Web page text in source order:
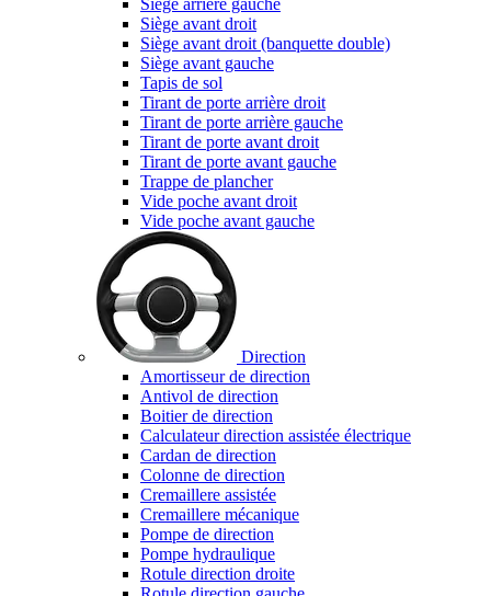
Siège arrière gauche
Siège avant droit
Siège avant droit (banquette double)
Siège avant gauche
Tapis de sol
Tirant de porte arrière droit
Tirant de porte arrière gauche
Tirant de porte avant droit
Tirant de porte avant gauche
Trappe de plancher
Vide poche avant droit
Vide poche avant gauche
Direction
Amortisseur de direction
Antivol de direction
Boitier de direction
Calculateur direction assistée électrique
Cardan de direction
Colonne de direction
Cremaillere assistée
Cremaillere mécanique
Pompe de direction
Pompe hydraulique
Rotule direction droite